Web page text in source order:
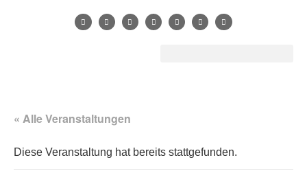
« Alle Veranstaltungen
Diese Veranstaltung hat bereits stattgefunden.